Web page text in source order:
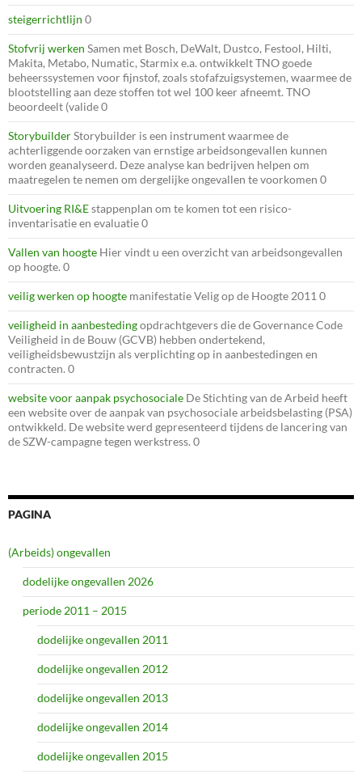
steigerrichtlijn 0
Stofvrij werken Samen met Bosch, DeWalt, Dustco, Festool, Hilti,
Makita, Metabo, Numatic, Starmix e.a. ontwikkelt TNO goede
beheerssystemen voor fijnstof, zoals stofafzuigsystemen, waarmee de
blootstelling aan deze stoffen tot wel 100 keer afneemt. TNO
beoordeelt (valide 0
StorybuilderStorybuilder is een instrument waarmee de
achterliggende oorzaken van ernstige arbeidsongevallen kunnen
worden geanalyseerd. Deze analyse kan bedrijven helpen om
maatregelen te nemen om dergelijke ongevallen te voorkomen 0
Uitvoering RI&Estappenplan om te komen tot een risico-
inventarisatie en evaluatie 0
Vallen van hoogte Hier vindt u een overzicht van arbeidsongevallen
op hoogte. 0
veilig werken op hoogte manifestatie Velig op de Hoogte 2011 0
veiligheid in aanbestedingopdrachtgevers die de Governance Code
Veiligheid in de Bouw (GCVB) hebben ondertekend,
veiligheidsbewustzijn als verplichting op in aanbestedingen en
contracten. 0
website voor aanpak psychosociale De Stichting van de Arbeid heeft
een website over de aanpak van psychosociale arbeidsbelasting (PSA)
ontwikkeld. De website werd gepresenteerd tijdens de lancering van
de SZW-campagne tegen werkstress. 0
PAGINA
(Arbeids) ongevallen
dodelijke ongevallen 2026
periode 2011 – 2015
dodelijke ongevallen 2011
dodelijke ongevallen 2012
dodelijke ongevallen 2013
dodelijke ongevallen 2014
dodelijke ongevallen 2015